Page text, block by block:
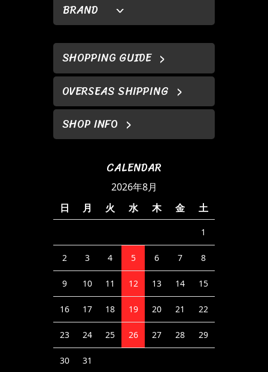
BRAND
SHOPPING GUIDE
OVERSEAS SHIPPING
SHOP INFO
CALENDAR
2026年8月
日
月 火 水 木 金 土
1
2 3 4 5 6 7 8
9 10 11 12 13 14 15
16 17 18 19 20 21 22
23 24 25 26 27 28 29
30 31